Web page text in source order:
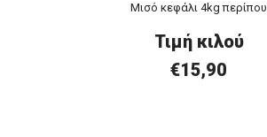
Μισό κεφάλι 4kg περίπου
Τιμή κιλού
€15,90